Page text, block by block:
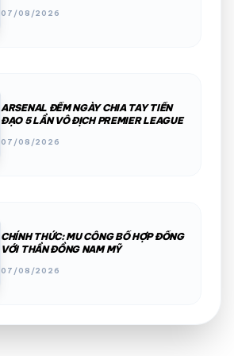
07/08/2026
ARSENAL ĐẾM NGÀY CHIA TAY TIỀN
ĐẠO 5 LẦN VÔ ĐỊCH PREMIER LEAGUE
07/08/2026
CHÍNH THỨC: MU CÔNG BỐ HỢP ĐỒNG
VỚI THẦN ĐỒNG NAM MỸ
07/08/2026